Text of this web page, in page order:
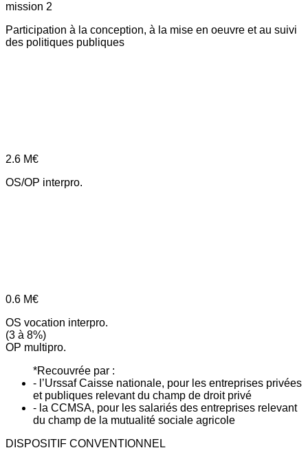
mission 2
Participation à la conception, à la mise en oeuvre et au suivi
des politiques publiques
2.6 M€
OS/OP interpro.
0.6 M€
OS vocation interpro.
(3 à 8%)
OP multipro.
*Recouvrée par :
- l’Urssaf Caisse nationale, pour les entreprises privées
et publiques relevant du champ de droit privé
- la CCMSA, pour les salariés des entreprises relevant
du champ de la mutualité sociale agricole
DISPOSITIF CONVENTIONNEL